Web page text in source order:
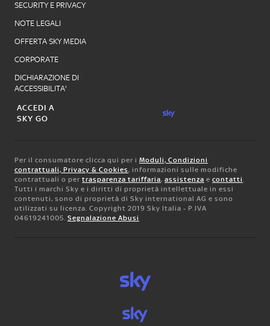
SECURITY E PRIVACY
NOTE LEGALI
OFFERTA SKY MEDIA
CORPORATE
DICHIARAZIONE DI
ACCESSIBILITA'
ACCEDI A
SKY GO
Per il consumatore clicca qui per i Moduli, Condizioni
contrattuali, Privacy & Cookies, informazioni sulle modifiche
contrattuali o per trasparenza tariffaria, assistenza e contatti.
Tutti i marchi Sky e i diritti di proprietà intellettuale in essi
contenuti, sono di proprietà di Sky international AG e sono
utilizzati su licenza. Copyright 2019 Sky Italia - P.IVA
04619241005. Segnalazione Abusi